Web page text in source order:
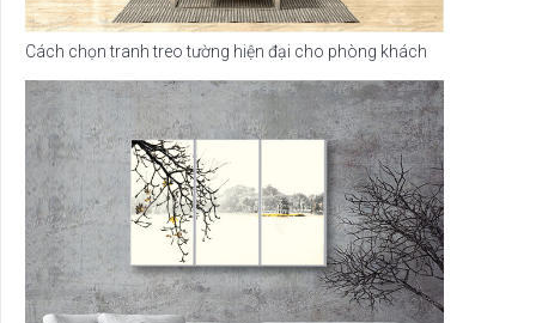
Cách chọn tranh treo tường hiện đại cho phòng khách